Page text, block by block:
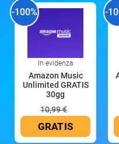
-100%
In evidenza
Amazon Music
Unlimited GRATIS
30gg
10,99 €
GRATIS
-